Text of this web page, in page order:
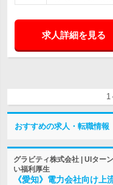
求人詳細を見る
1
おすすめの求人・転職情報
グラビティ株式会社 | UIター
い福利厚生
《愛知》電力会社向け